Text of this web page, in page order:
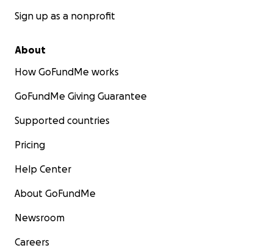
Sign up as a nonprofit
About
How GoFundMe works
GoFundMe Giving Guarantee
Supported countries
Pricing
Help Center
About GoFundMe
Newsroom
Careers